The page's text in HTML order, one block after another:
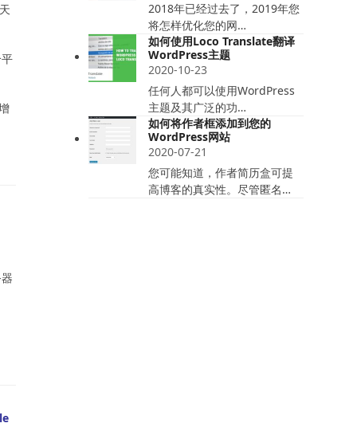
2018年已经过去了，2019年您
将怎样优化您的网…
如何使用Loco Translate翻译
WordPress主题
2020-10-23
任何人都可以使用WordPress
主题及其广泛的功…
如何将作者框添加到您的
WordPress网站
2020-07-21
您可能知道，作者简历盒可提
高博客的真实性。尽管匿名…